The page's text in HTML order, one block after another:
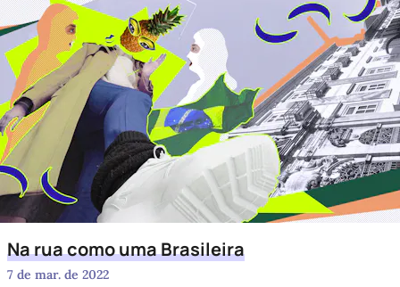
Na rua como uma Brasileira
7 de mar. de 2022